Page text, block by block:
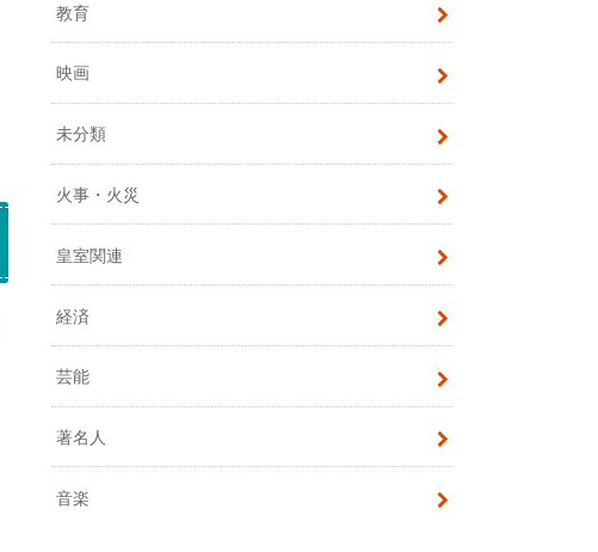
教育
映画
未分類
火事・火災
皇室関連
経済
芸能
著名人
音楽